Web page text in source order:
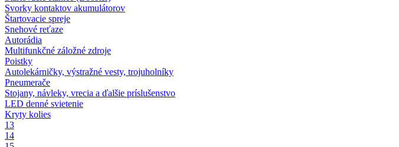
Svorky kontaktov akumulátorov
Štartovacie spreje
Snehové reťaze
Autorádia
Multifunkčné záložné zdroje
Poistky
Autolekárničky, výstražné vesty, trojuholníky
Pneumerače
Stojany, návleky, vrecia a ďalšie príslušenstvo
LED denné svietenie
Kryty kolies
13
14